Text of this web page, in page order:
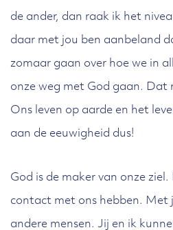
de ander, dan raak ik het
daar met jou ben aanbeland
zomaar gaan over hoe we in
onze weg met God gaan. Dat
Ons leven op aarde en het
aan de eeuwigheid dus!
God is de maker van onze
contact met ons hebben. Met
andere mensen. Jij en ik